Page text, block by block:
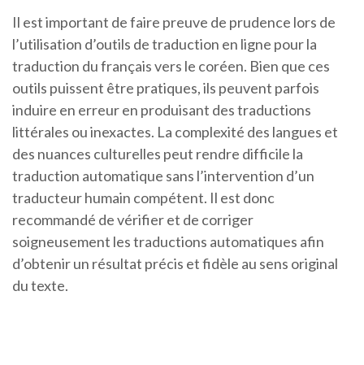
Il est important de faire preuve de prudence lors de
l’utilisation d’outils de traduction en ligne pour la
traduction du français vers le coréen. Bien que ces
outils puissent être pratiques, ils peuvent parfois
induire en erreur en produisant des traductions
littérales ou inexactes. La complexité des langues et
des nuances culturelles peut rendre difficile la
traduction automatique sans l’intervention d’un
traducteur humain compétent. Il est donc
recommandé de vérifier et de corriger
soigneusement les traductions automatiques afin
d’obtenir un résultat précis et fidèle au sens original
du texte.